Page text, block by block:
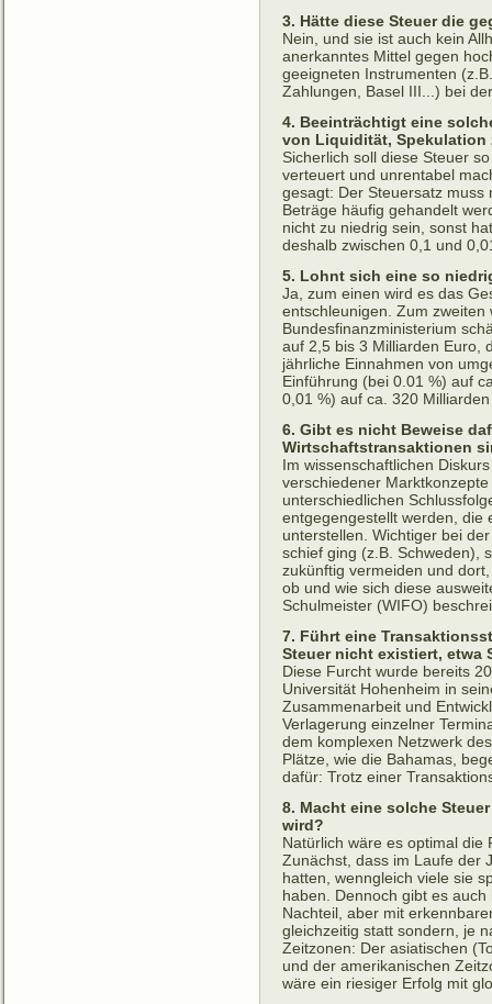
3. Hätte diese Steuer die
Nein, und sie ist auch kein
anerkanntes Mittel gegen
geeigneten Instrumenten
Zahlungen, Basel III...) bei
4. Beeinträchtigt eine
von Liquidität, Spekulation
Sicherlich soll diese Steuer
verteuert und unrentabel
gesagt: Der Steuersatz muss
Beträge häufig gehandelt
nicht zu niedrig sein, sonst
deshalb zwischen 0,1 und
5. Lohnt sich eine so
Ja, zum einen wird es das
entschleunigen. Zum
Bundesfinanzministerium
auf 2,5 bis 3 Milliarden Euro,
jährliche Einnahmen von
Einführung (bei 0.01 %) auf
0,01 %) auf ca. 320
6. Gibt es nicht Beweise
Wirtschaftstransaktionen
Im wissenschaftlichen
verschiedener
unterschiedlichen
entgegengestellt werden, die
unterstellen. Wichtiger bei
schief ging (z.B. Schweden),
zukünftig vermeiden und
ob und wie sich diese
Schulmeister (WIFO)
7. Führt eine
Steuer nicht existiert, etwa
Diese Furcht wurde bereits
Universität Hohenheim in
Zusammenarbeit und
Verlagerung einzelner
dem komplexen Netzwerk
Plätze, wie die Bahamas,
dafür: Trotz einer
8. Macht eine solche
wird?
Natürlich wäre es optimal die
Zunächst, dass im Laufe der
hatten, wenngleich viele sie
haben. Dennoch gibt es
Nachteil, aber mit
gleichzeitig statt sondern, je
Zeitzonen: Der asiatischen
und der amerikanischen
wäre ein riesiger Erfolg mit